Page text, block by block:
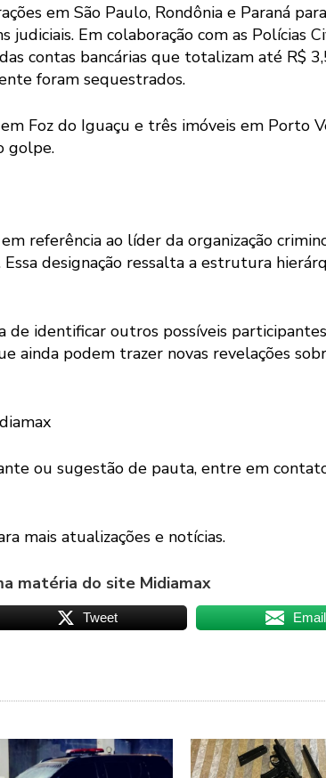
em São Paulo, Rondônia e Paraná
Em colaboração com as Polícias
contas bancárias que totalizam até R$
foram sequestrados.
Foz do Iguaçu e três imóveis em Porto
golpe.
referência ao líder da organização
designação ressalta a estrutura
de identificar outros possíveis
ainda podem trazer novas revelações
ou sugestão de pauta, entre em
mais atualizações e notícias.
matéria do site Midiamax
Tweet Email